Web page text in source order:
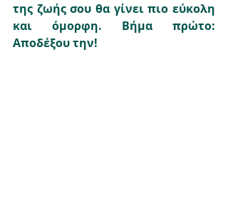
της ζωής σου θα γίνει πιο εύκολη
και όμορφη. Βήμα πρώτο:
Αποδέξου την!